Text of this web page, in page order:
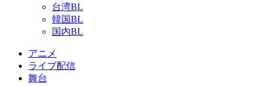
台湾BL
韓国BL
国内BL
アニメ
ライブ配信
舞台